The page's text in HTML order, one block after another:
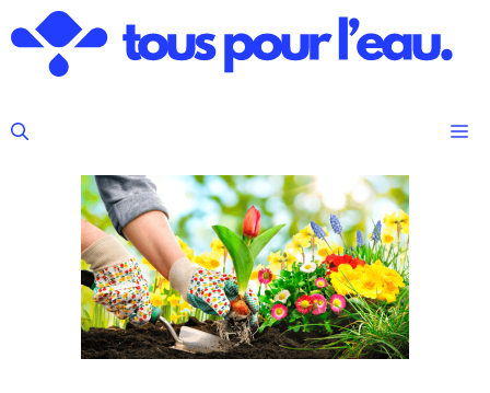
au
contenu